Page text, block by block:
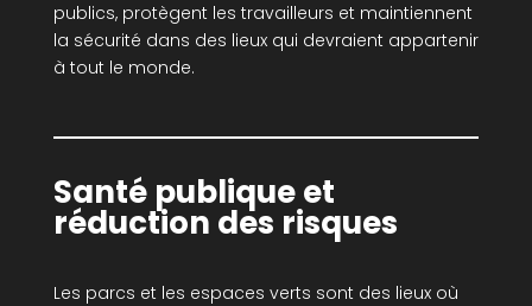
publics, protègent les travailleurs et maintiennent
la sécurité dans des lieux qui devraient appartenir
à tout le monde.
Santé publique et
réduction des risques
Les parcs et les espaces verts sont des lieux où